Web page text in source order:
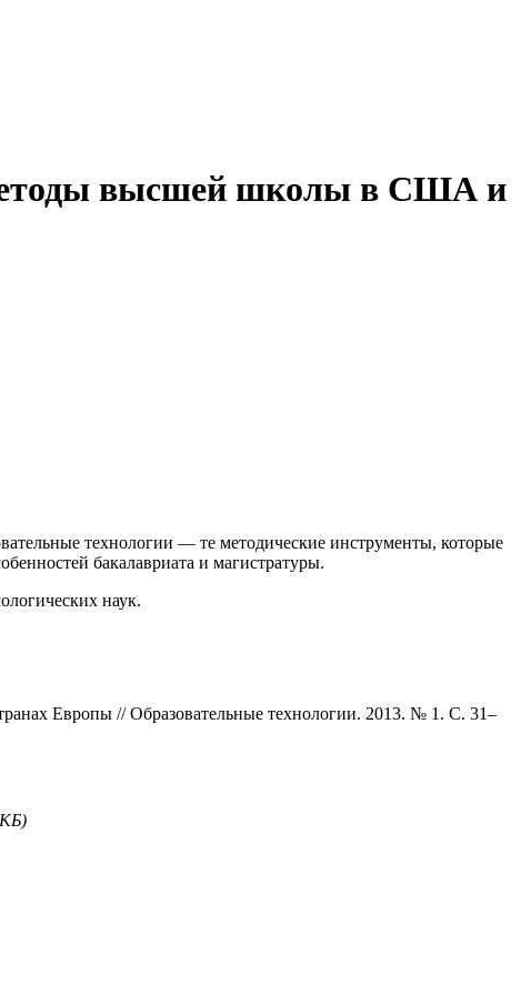
высшей школы в США и
технологии — те методические инструменты, которые
бакалавриата и магистратуры.
наук.
Европы // Образовательные технологии. 2013. № 1. С. 31–